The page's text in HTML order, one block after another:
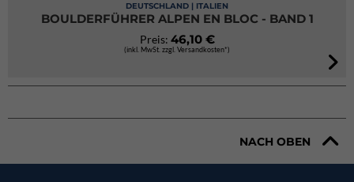
DEUTSCHLAND | ITALIEN
BOULDERFÜHRER ALPEN EN BLOC - BAND 1
Preis: 46,10 €
(inkl. MwSt. zzgl. Versandkosten*)
NACH OBEN